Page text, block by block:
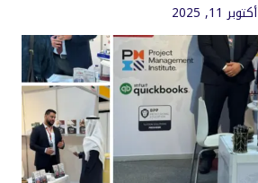
أكتوبر 11, 2025